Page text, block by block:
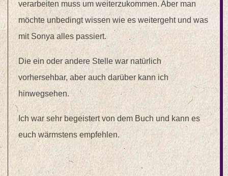
verarbeiten muss um weiterzukommen. Aber man
möchte unbedingt wissen wie es weitergeht und was
mit Sonya alles passiert.
Die ein oder andere Stelle war natürlich
vorhersehbar, aber auch darüber kann ich
hinwegsehen.
Ich war sehr begeistert von dem Buch und kann es
euch wärmstens empfehlen.